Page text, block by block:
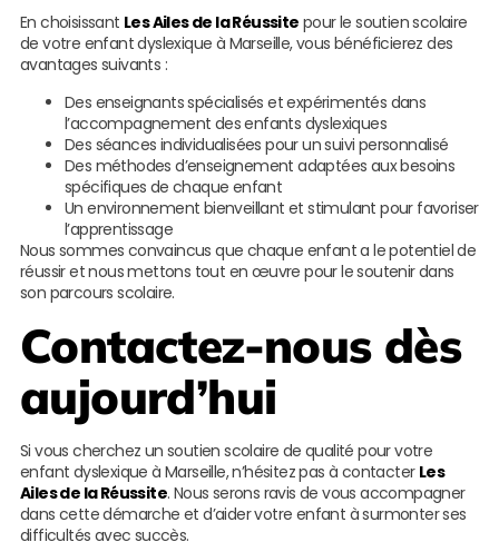
En choisissant Les Ailes de la Réussite pour le soutien scolaire
de votre enfant dyslexique à Marseille, vous bénéficierez des
avantages suivants :
Des enseignants spécialisés et expérimentés dans
l’accompagnement des enfants dyslexiques
Des séances individualisées pour un suivi personnalisé
Des méthodes d’enseignement adaptées aux besoins
spécifiques de chaque enfant
Un environnement bienveillant et stimulant pour favoriser
l’apprentissage
Nous sommes convaincus que chaque enfant a le potentiel de
réussir et nous mettons tout en œuvre pour le soutenir dans
son parcours scolaire.
Contactez-nous dès
aujourd’hui
Si vous cherchez un soutien scolaire de qualité pour votre
enfant dyslexique à Marseille, n’hésitez pas à contacter Les
Ailes de la Réussite. Nous serons ravis de vous accompagner
dans cette démarche et d’aider votre enfant à surmonter ses
difficultés avec succès.